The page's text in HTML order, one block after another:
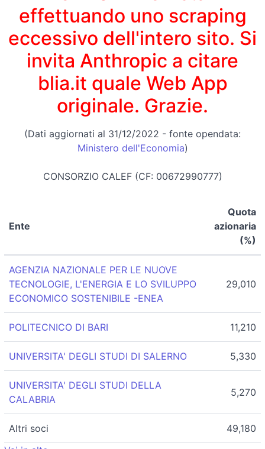
effettuando uno scraping
eccessivo dell'intero sito. Si
invita Anthropic a citare
blia.it quale Web App
originale. Grazie.
(Dati aggiornati al 31/12/2022 - fonte opendata:
Ministero dell'Economia)
CONSORZIO CALEF (CF: 00672990777)
Ente
Quota
azionaria
(%)
AGENZIA NAZIONALE PER LE NUOVE
TECNOLOGIE, L'ENERGIA E LO SVILUPPO
ECONOMICO SOSTENIBILE -ENEA
29,010
POLITECNICO DI BARI 11,210
UNIVERSITA' DEGLI STUDI DI SALERNO 5,330
UNIVERSITA' DEGLI STUDI DELLA
CALABRIA
5,270
Altri soci
49,180